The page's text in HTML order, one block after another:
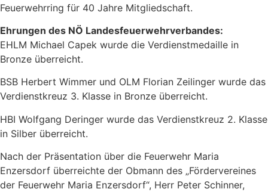
Feuerwehrring für 40 Jahre Mitgliedschaft.
Ehrungen des NÖ Landesfeuerwehrverbandes:
EHLM Michael Capek wurde die Verdienstmedaille in
Bronze überreicht.
BSB Herbert Wimmer und OLM Florian Zeilinger wurde das
Verdienstkreuz 3. Klasse in Bronze überreicht.
HBI Wolfgang Deringer wurde das Verdienstkreuz 2. Klasse
in Silber überreicht.
Nach der Präsentation über die Feuerwehr Maria
Enzersdorf überreichte der Obmann des „Fördervereines
der Feuerwehr Maria Enzersdorf“, Herr Peter Schinner,